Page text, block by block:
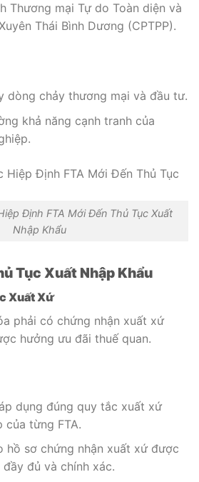
Thương mại Tự do Toàn diện và
Thái Bình Dương (CPTPP).
dòng chảy thương mại và đầu tư.
khả năng cạnh tranh của
Định FTA Mới Đến Thủ Tục Xuất
Nhập Khẩu
Tục Xuất Nhập Khẩu
Xuất Xứ
phải có chứng nhận xuất xứ
hưởng ưu đãi thuế quan.
dụng đúng quy tắc xuất xứ
của từng FTA.
hồ sơ chứng nhận xuất xứ được
đầy đủ và chính xác.